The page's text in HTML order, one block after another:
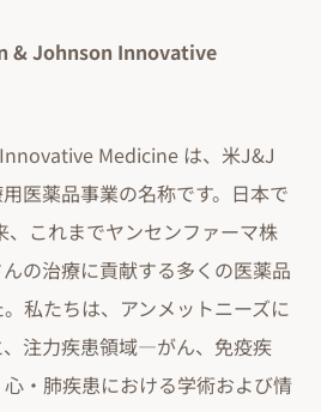
& Johnson Innovative
Medicine は、米J&J
医薬品事業の名称です。日本で
、これまでヤンセンファーマ株
の治療に貢献する多くの医薬品
私たちは、アンメットニーズに
注力疾患領域―がん、免疫疾
・肺疾患における学術および情